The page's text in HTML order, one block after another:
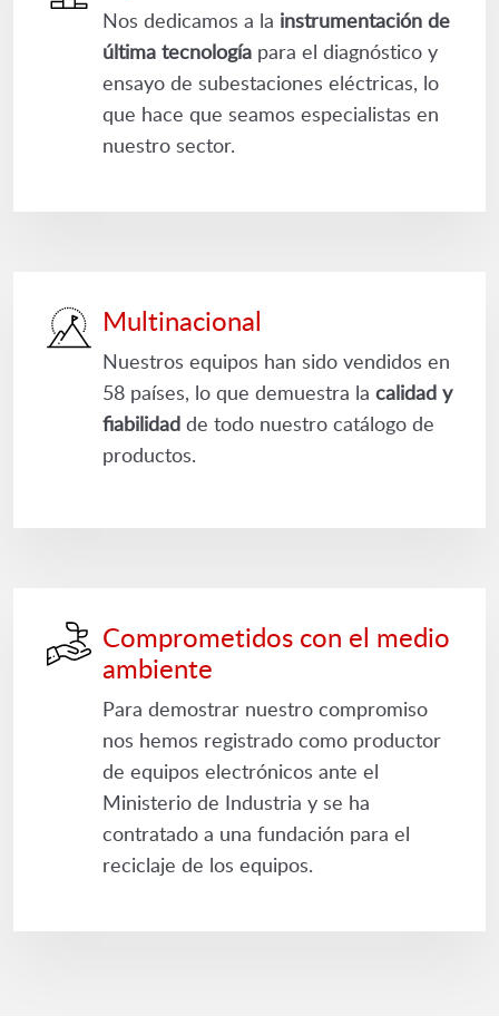
Nos dedicamos a la instrumentación de
última tecnología para el diagnóstico y
ensayo de subestaciones eléctricas, lo
que hace que seamos especialistas en
nuestro sector.
Multinacional
Nuestros equipos han sido vendidos en
58 países, lo que demuestra la calidad y
fiabilidad de todo nuestro catálogo de
productos.
Comprometidos con el medio
ambiente
Para demostrar nuestro compromiso
nos hemos registrado como productor
de equipos electrónicos ante el
Ministerio de Industria y se ha
contratado a una fundación para el
reciclaje de los equipos.